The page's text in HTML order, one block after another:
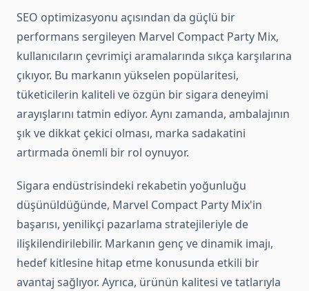
SEO optimizasyonu açısından da güçlü bir
performans sergileyen Marvel Compact Party Mix,
kullanıcıların çevrimiçi aramalarında sıkça karşılarına
çıkıyor. Bu markanın yükselen popülaritesi,
tüketicilerin kaliteli ve özgün bir sigara deneyimi
arayışlarını tatmin ediyor. Aynı zamanda, ambalajının
şık ve dikkat çekici olması, marka sadakatini
artırmada önemli bir rol oynuyor.
Sigara endüstrisindeki rekabetin yoğunluğu
düşünüldüğünde, Marvel Compact Party Mix'in
başarısı, yenilikçi pazarlama stratejileriyle de
ilişkilendirilebilir. Markanın genç ve dinamik imajı,
hedef kitlesine hitap etme konusunda etkili bir
avantaj sağlıyor. Ayrıca, ürünün kalitesi ve tatlarıyla